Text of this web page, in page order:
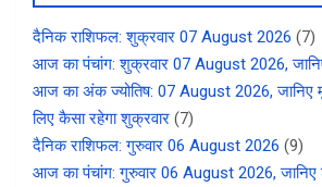
दैनिक राशिफल: शुक्रवार 07 August 2026 (7)
आज का पंचांग: शुक्रवार 07 August 2026,
आज का अंक ज्योतिष: 07 August 2026,
लिए कैसा रहेगा शुक्रवार (7)
दैनिक राशिफल: गुरुवार 06 August 2026 (9)
आज का पंचांग: गुरुवार 06 August 2026,